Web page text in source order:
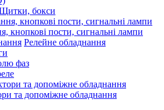
бокси
кнопкові пости, сигнальні лампи
Релейне обладнання
фаз
та допоміжне обладнання